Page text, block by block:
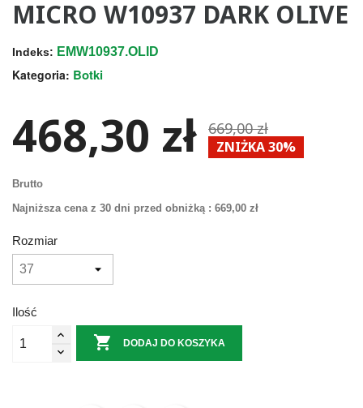
MICRO W10937 DARK OLIVE
Indeks: EMW10937.OLID
Kategoria: Botki
468,30 zł 669,00 zł
ZNIŻKA 30%
Brutto
Najniższa cena z 30 dni przed obniżką : 669,00 zł
Rozmiar
Ilość
 DODAJ DO KOSZYKA